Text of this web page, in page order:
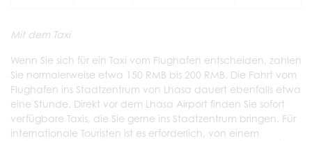
Mit dem Taxi
Wenn Sie sich für ein Taxi vom Flughafen entscheiden, zahlen
Sie normalerweise etwa 150 RMB bis 200 RMB. Die Fahrt vom
Flughafen ins Stadtzentrum von Lhasa dauert ebenfalls etwa
eine Stunde. Direkt vor dem Lhasa Airport finden Sie sofort
verfügbare Taxis, die Sie gerne ins Stadtzentrum bringen. Für
internationale Touristen ist es erforderlich, von einem